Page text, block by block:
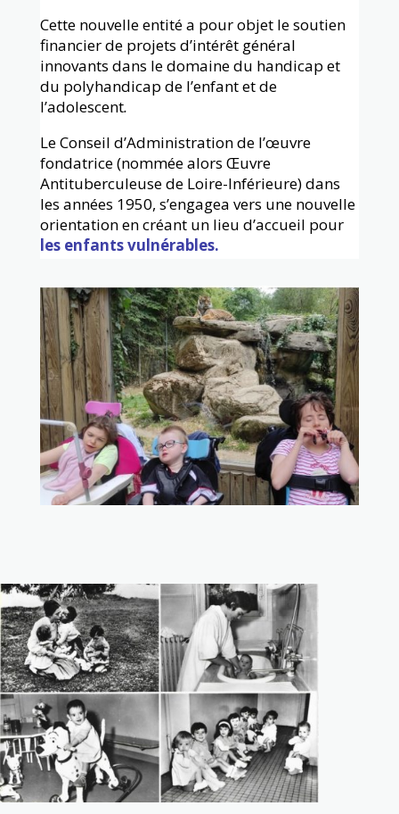
Cette nouvelle entité a pour objet le soutien
financier de projets d’intérêt général
innovants dans le domaine du handicap et
du polyhandicap de l’enfant et de
l’adolescent.
Le Conseil d’Administration de l’œuvre
fondatrice (nommée alors Œuvre
Antituberculeuse de Loire-Inférieure) dans
les années 1950, s’engagea vers une nouvelle
orientation en créant un lieu d’accueil pour
les enfants vulnérables.